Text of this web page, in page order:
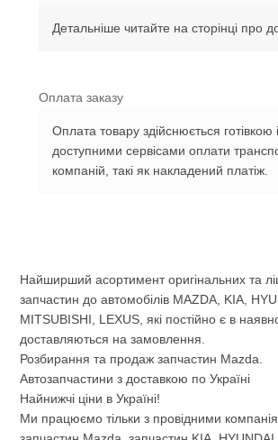
Детальніше читайте на сторінці про
Оплата заказу
Оплата товару здійснюється готівкою і
доступними сервісами оплати
компаній, такі як накладений платіж.
Найширший асортимент оригінальних та
запчастин до автомобілів MAZDA, KIA,
MITSUBISHI, LEXUS, які постійно є в
доставляються на замовлення.
Розбирання та продаж запчастин Mazda.
Автозапчастини з доставкою по Україні
Найнижчі ціни в Україні!
Ми працюємо тільки з провідними